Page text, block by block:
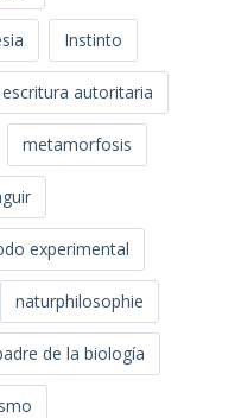
Instinto
autoritaria
metamorfosis
experimental
naturphilosophie
de la biología